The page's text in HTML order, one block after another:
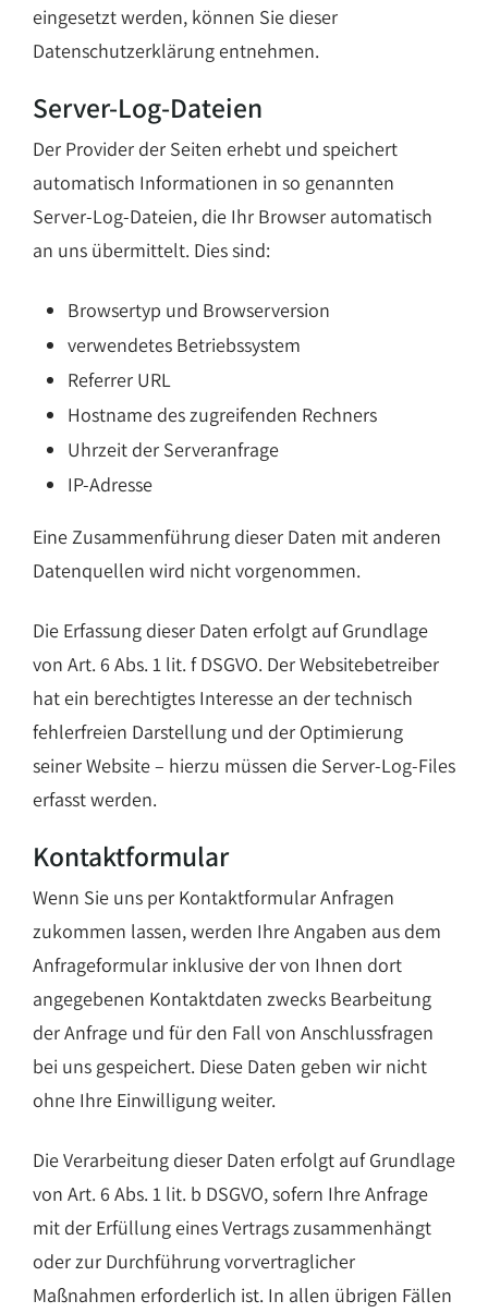
eingesetzt werden, können Sie dieser
Datenschutzerklärung entnehmen.
Server-Log-Dateien
Der Provider der Seiten erhebt und speichert
automatisch Informationen in so genannten
Server-Log-Dateien, die Ihr Browser automatisch
an uns übermittelt. Dies sind:
Browsertyp und Browserversion
verwendetes Betriebssystem
Referrer URL
Hostname des zugreifenden Rechners
Uhrzeit der Serveranfrage
IP-Adresse
Eine Zusammenführung dieser Daten mit anderen
Datenquellen wird nicht vorgenommen.
Die Erfassung dieser Daten erfolgt auf Grundlage
von Art. 6 Abs. 1 lit. f DSGVO. Der Websitebetreiber
hat ein berechtigtes Interesse an der technisch
fehlerfreien Darstellung und der Optimierung
seiner Website – hierzu müssen die Server-Log-Files
erfasst werden.
Kontaktformular
Wenn Sie uns per Kontaktformular Anfragen
zukommen lassen, werden Ihre Angaben aus dem
Anfrageformular inklusive der von Ihnen dort
angegebenen Kontaktdaten zwecks Bearbeitung
der Anfrage und für den Fall von Anschlussfragen
bei uns gespeichert. Diese Daten geben wir nicht
ohne Ihre Einwilligung weiter.
Die Verarbeitung dieser Daten erfolgt auf Grundlage
von Art. 6 Abs. 1 lit. b DSGVO, sofern Ihre Anfrage
mit der Erfüllung eines Vertrags zusammenhängt
oder zur Durchführung vorvertraglicher
Maßnahmen erforderlich ist. In allen übrigen Fällen